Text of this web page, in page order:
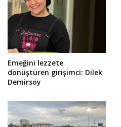
Emeğini lezzete
dönüştüren girişimci: Dilek
Demirsoy